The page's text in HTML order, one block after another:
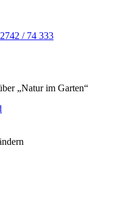
/ 74 333
„Natur im Garten“